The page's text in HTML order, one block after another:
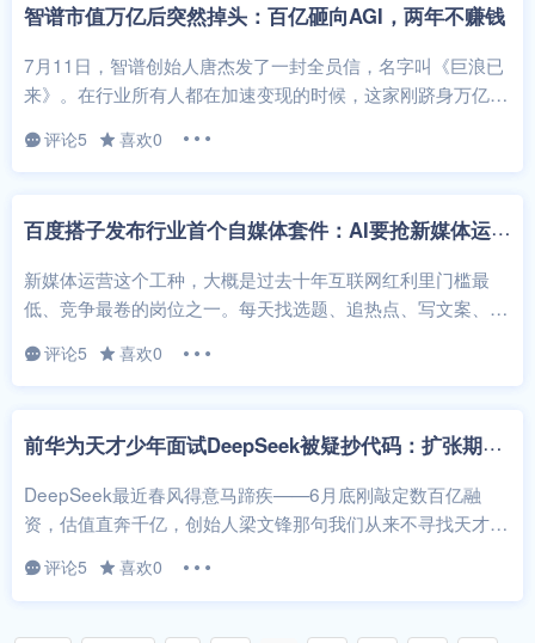
智谱市值万亿后突然掉头：百亿砸向AGI，两年不赚钱
7月11日，智谱创始人唐杰发了一封全员信，名字叫《巨浪已
来》。在行业所有人都在加速变现的时候，这家刚跻身万亿港
评论5 喜欢0
百
度搭子发布行业首个自媒体套件：AI要抢新媒体运营的活了？
新媒体运营这个工种，大概是过去十年互联网红利里门槛最
低、竞争最卷的岗位之一。每天找选题、追热点、写文案、剪
评论5 喜欢0
前
华为天才少年面试DeepSeek被疑抄代码：扩张期的人才管理之困
DeepSeek最近春风得意马蹄疾——6月底刚敲定数百亿融
资，估值直奔千亿，创始人梁文锋那句我们从来不寻找天才，
评论5 喜欢0